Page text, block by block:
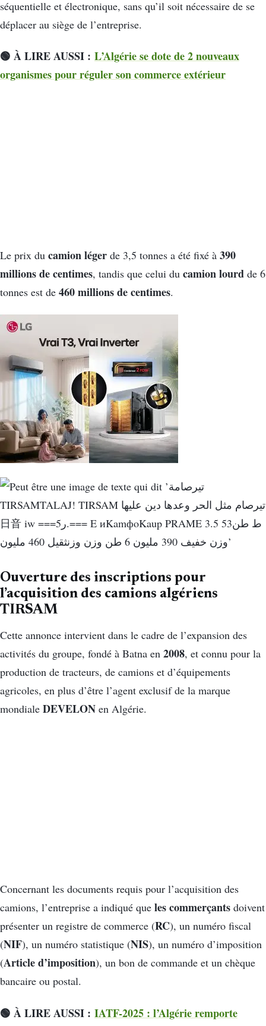
séquentielle et électronique, sans qu’il soit nécessaire de se
déplacer au siège de l’entreprise.
🟢 À LIRE AUSSI : L’Algérie se dote de 2 nouveaux
organismes pour réguler son commerce extérieur
Le prix du camion léger de 3,5 tonnes a été fixé à 390
millions de centimes, tandis que celui du camion lourd de 6
tonnes est de 460 millions de centimes.
Ouverture des inscriptions pour
l’acquisition des camions algériens
TIRSAM
Cette annonce intervient dans le cadre de l’expansion des
activités du groupe, fondé à Batna en 2008, et connu pour la
production de tracteurs, de camions et d’équipements
agricoles, en plus d’être l’agent exclusif de la marque
mondiale DEVELON en Algérie.
Concernant les documents requis pour l’acquisition des
camions, l’entreprise a indiqué que les commerçants doivent
présenter un registre de commerce (RC), un numéro fiscal
(NIF), un numéro statistique (NIS), un numéro d’imposition
(Article d’imposition), un bon de commande et un chèque
bancaire ou postal.
🟢 À LIRE AUSSI : IATF-2025 : l’Algérie remporte